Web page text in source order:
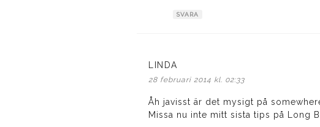
SVARA
LINDA
28 februari 2014 kl. 02:33
Åh javisst är det mysigt på
Missa nu inte mitt sista tips på Long